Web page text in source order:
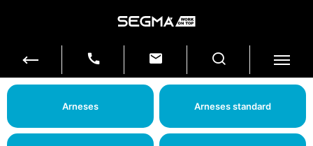
Arneses Arneses standard